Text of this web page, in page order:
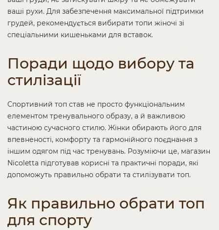
ваші рухи. Для забезпечення максимальної підтримки
грудей, рекомендується вибирати топи жіночі зі
спеціальними кишеньками для вставок.
Поради щодо вибору та
стилізації
Спортивний топ став не просто функціональним
елементом тренувального образу, а й важливою
частиною сучасного стилю. Жінки обирають його для
впевненості, комфорту та гармонійного поєднання з
іншим одягом під час тренувань. Розуміючи це, магазин
Nicoletta підготував корисні та практичні поради, які
допоможуть правильно обрати та стилізувати топ.
Як правильно обрати топ
для спорту